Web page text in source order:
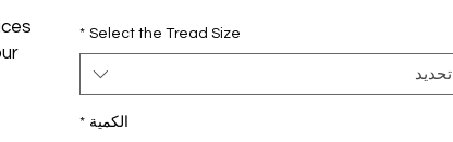
Select the Tread Size
*
تحديد
الكمية *